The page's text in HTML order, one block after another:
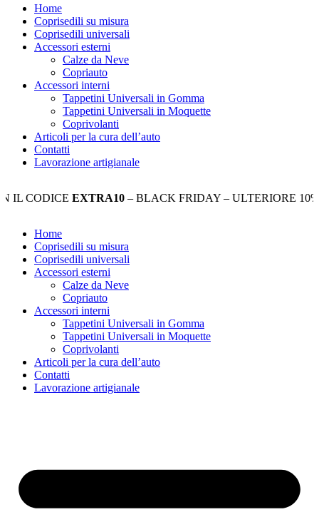
Home
Coprisedili su misura
Coprisedili universali
Accessori esterni
Calze da Neve
Copriauto
Accessori interni
Tappetini Universali in Gomma
Tappetini Universali in Moquette
Coprivolanti
Articoli per la cura dell’auto
Contatti
Lavorazione artigianale
EXTRA10– BLACK FRIDAY – ULTERIORE 10% DI
Home
Coprisedili su misura
Coprisedili universali
Accessori esterni
Calze da Neve
Copriauto
Accessori interni
Tappetini Universali in Gomma
Tappetini Universali in Moquette
Coprivolanti
Articoli per la cura dell’auto
Contatti
Lavorazione artigianale